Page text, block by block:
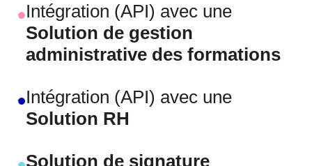
Intégration (API) avec une
Solution de gestion
administrative des formations
Intégration (API) avec une
Solution RH
Solution de signature